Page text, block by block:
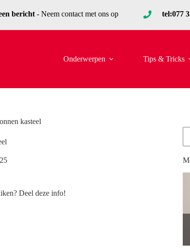
bericht- Neem contact met ons op tel:077
Onderwerpen Tips & Tricks
kasteel
Deel deze info!